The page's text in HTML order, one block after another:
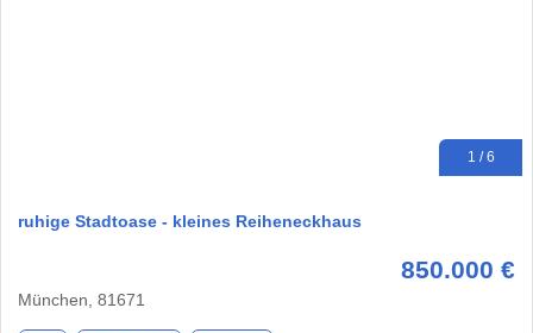
1 / 6
ruhige Stadtoase - kleines Reiheneckhaus
850.000 €
München, 81671